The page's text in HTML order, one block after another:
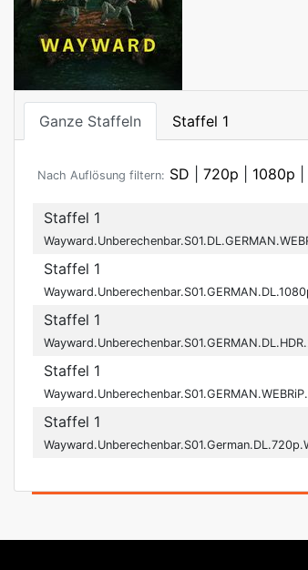
Ganze Staffeln Staffel 1
Nach Auflösung filtern: SD 720p 1080p
Staffel 1
Staffel 1
Staffel 1
Staffel 1
Staffel 1